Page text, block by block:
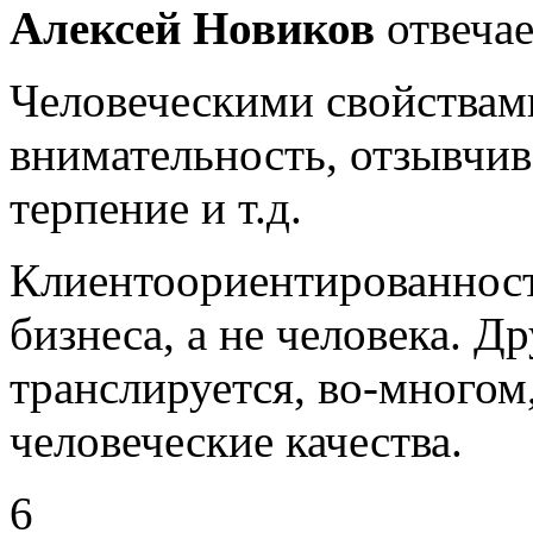
Алексей Новиков
Человеческими
внимательность,
терпение и т.д.
бизнеса, а не человека.
транслируется, во-
человеческие качества.
6